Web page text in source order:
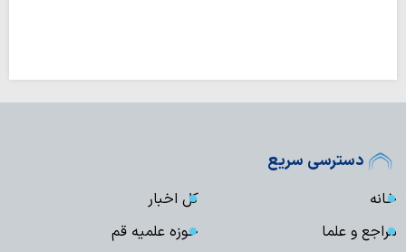
دسترسی سریع
خانه
کل اخبار
مراجع و علما
حوزه علمیه قم